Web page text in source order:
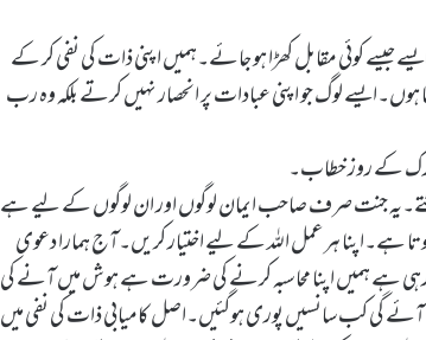
جیسے کوئی مقابل کھڑا ہو جائے۔ہمیں اپنی ذات کی نفی کر کے
لوگ جو اپنی عبادات پر انحصار نہیں کرتے بلکہ وہ رب
کے روز خطاب۔
جنت صرف صاحب ایمان لوگوں اور ان لوگوں کے لیے ہے
ہے۔اپنا ہر عمل اللہ کے لیے اختیار کریں۔آج ہمارا دعوی
گزر رہی ہے ہمیں اپنا محاسبہ کرنے کی ضرورت ہے ہوش میں آنے کی
آئے گی کب سانسیں پوری ہوگئیں۔اصل کامیابی ذات کی نفی میں